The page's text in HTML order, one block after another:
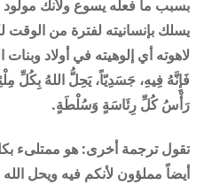
بسبب ما فعله يسوع ولأنك مولود
يسلك بإنسانيته لفترة من الوقت
لاهوته أي إلوهيته في أولاد
فَإِنَّهُ فِيهِ، جَسَدِيّاً، يَحِلُّ اللهُ بِكُلِّ
رَأْسُ كُلِّ رِئَاسَةٍ وَسُلْطَةٍ.
تقول ترجمة أخرى: هو ممتلىء
أيضاً مملؤون لأنكم فيه ويحل